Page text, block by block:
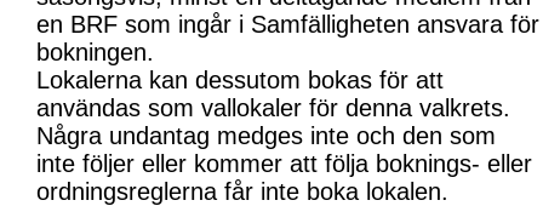
en BRF som ingår i Samfälligheten ansvara för
bokningen.
Lokalerna kan dessutom bokas för att
användas som vallokaler för denna valkrets.
Några undantag medges inte och den som
inte följer eller kommer att följa boknings- eller
ordningsreglerna får inte boka lokalen.